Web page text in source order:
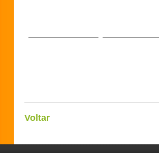
Voltar